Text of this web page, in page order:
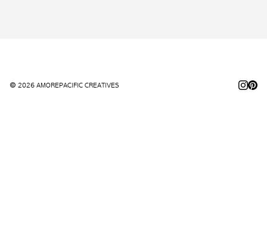
© 2026 AMOREPACIFIC CREATIVES